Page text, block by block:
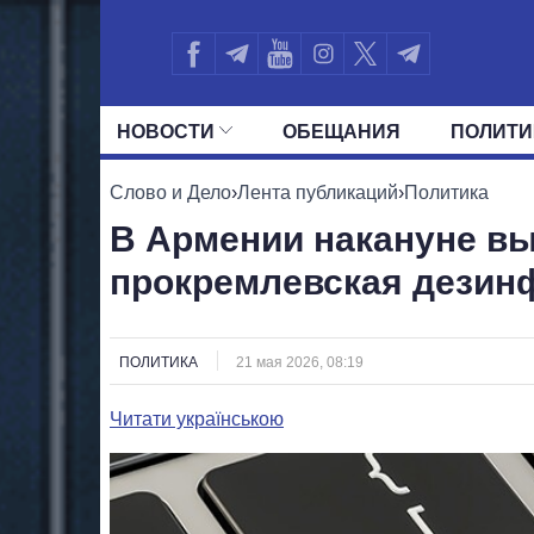
НОВОСТИ ОБЕЩАНИЯ
ВСЕ ПОЛИТИКИ ПРЕЗИДЕНТ И
Слово и Дело›Лента публикаций›Политика
В Армении накануне
прокремлевская
ПОЛИТИКА 21 мая 2026, 08:19
Читати українською